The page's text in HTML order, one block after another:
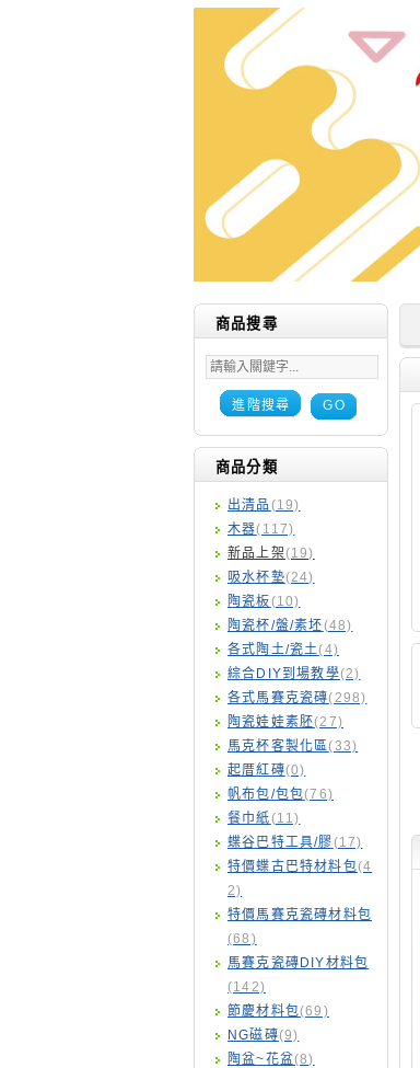
商品搜尋
進階搜尋 GO
商品分類
出清品 (19)
木器(117)
新品上架(19)
吸水杯墊(24)
陶瓷板 (10)
陶瓷杯/盤/素坯(48)
各式陶土/瓷土(4)
綜合DIY到場教學(2)
各式馬賽克瓷磚(298)
陶瓷娃娃素胚(27)
馬克杯客製化區(33)
起厝紅磚(0)
帆布包/包包(76)
餐巾紙(11)
蝶谷巴特工具/膠(17)
特價蝶古巴特材料包(4
2)
特價馬賽克瓷磚材料包
(68)
馬賽克瓷磚DIY材料包
(142)
節慶材料包(69)
NG磁磚(9)
陶盆~花盆(8)